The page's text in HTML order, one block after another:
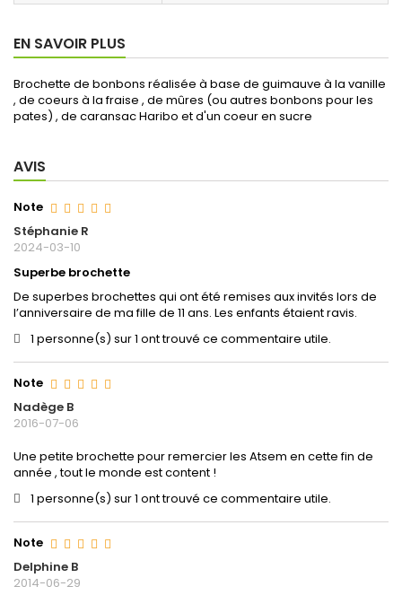
EN SAVOIR PLUS
Brochette de bonbons réalisée à base de guimauve à la vanille
, de coeurs à la fraise , de mûres (ou autres bonbons pour les
pates) , de caransac Haribo et d'un coeur en sucre
AVIS
Note
Stéphanie R
2024-03-10
Superbe brochette
De superbes brochettes qui ont été remises aux invités lors de
l’anniversaire de ma fille de 11 ans. Les enfants étaient ravis.
1 personne(s) sur 1 ont trouvé ce commentaire utile.
Note
Nadège B
2016-07-06
Une petite brochette pour remercier les Atsem en cette fin de
année , tout le monde est content !
1 personne(s) sur 1 ont trouvé ce commentaire utile.
Note
Delphine B
2014-06-29